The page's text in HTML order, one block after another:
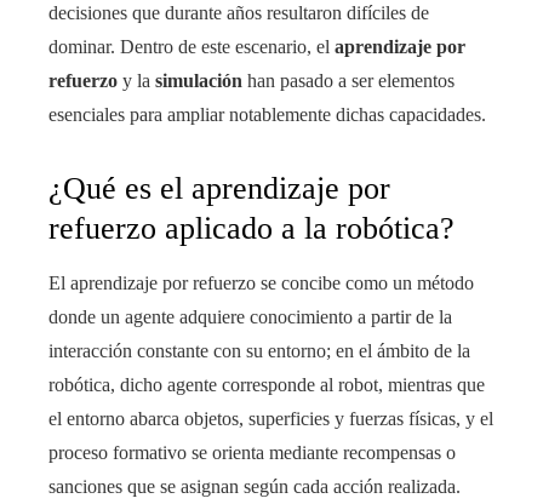
decisiones que durante años resultaron difíciles de
dominar. Dentro de este escenario, el aprendizaje por
refuerzo y la simulación han pasado a ser elementos
esenciales para ampliar notablemente dichas capacidades.
¿Qué es el aprendizaje por
refuerzo aplicado a la robótica?
El aprendizaje por refuerzo se concibe como un método
donde un agente adquiere conocimiento a partir de la
interacción constante con su entorno; en el ámbito de la
robótica, dicho agente corresponde al robot, mientras que
el entorno abarca objetos, superficies y fuerzas físicas, y el
proceso formativo se orienta mediante recompensas o
sanciones que se asignan según cada acción realizada.